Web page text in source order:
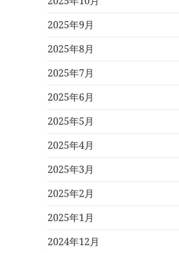
2025年9月
2025年8月
2025年7月
2025年6月
2025年5月
2025年4月
2025年3月
2025年2月
2025年1月
2024年12月